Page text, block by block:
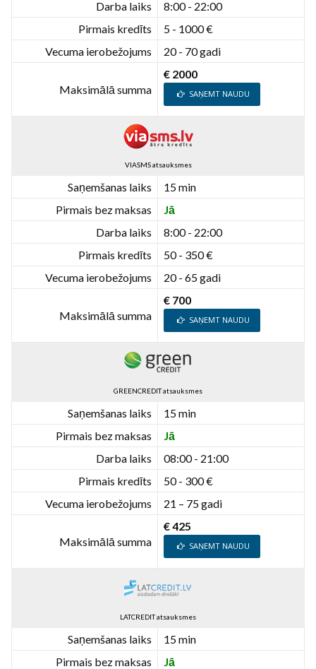
Darba laiks
8:00 - 22:00
Pirmais kredīts
5 - 1000 €
Vecuma ierobežojums
20 - 70 gadi
Maksimālā summa
€ 2000
SAŅEMT NAUDU
VIASMS atsauksmes
Saņemšanas laiks
15 min
Pirmais bez maksas
Jā
Darba laiks
8:00 - 22:00
Pirmais kredīts
50 - 350 €
Vecuma ierobežojums
20 - 65 gadi
Maksimālā summa
€ 700
SAŅEMT NAUDU
GREENCREDIT atsauksmes
Saņemšanas laiks
15 min
Pirmais bez maksas
Jā
Darba laiks
08:00 - 21:00
Pirmais kredīts
50 - 300 €
Vecuma ierobežojums
21 – 75 gadi
Maksimālā summa
€ 425
SAŅEMT NAUDU
LATCREDIT atsauksmes
Saņemšanas laiks
15 min
Pirmais bez maksas
Jā